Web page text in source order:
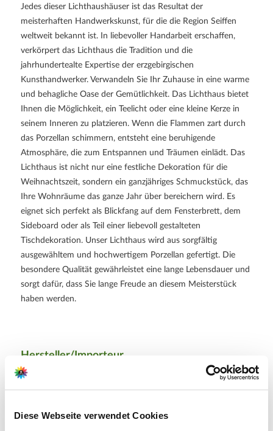
Diese Webseite verwendet Cookies
Jedes dieser Lichthaushäuser ist das Resultat der
meisterhaften Handwerkskunst, für die die Region Seiffen
weltweit bekannt ist. In liebevoller Handarbeit erschaffen,
verkörpert das Lichthaus die Tradition und die
jahrhundertealte Expertise der erzgebirgischen
Kunsthandwerker. Verwandeln Sie Ihr Zuhause in eine warme
und behagliche Oase der Gemütlichkeit. Das Lichthaus bietet
Ihnen die Möglichkeit, ein Teelicht oder eine kleine Kerze in
seinem Inneren zu platzieren. Wenn die Flammen zart durch
das Porzellan schimmern, entsteht eine beruhigende
Atmosphäre, die zum Entspannen und Träumen einlädt. Das
Lichthaus ist nicht nur eine festliche Dekoration für die
Weihnachtszeit, sondern ein ganzjähriges Schmuckstück, das
Ihre Wohnräume das ganze Jahr über bereichern wird. Es
eignet sich perfekt als Blickfang auf dem Fensterbrett, dem
Sideboard oder als Teil einer liebevoll gestalteten
Tischdekoration. Unser Lichthaus wird aus sorgfältig
ausgewähltem und hochwertigem Porzellan gefertigt. Die
besondere Qualität gewährleistet eine lange Lebensdauer und
sorgt dafür, dass Sie lange Freude an diesem Meisterstück
haben werden.
Hersteller/Importeur
G. Wurm GmbH + Co. KG
August-Horch Str. 17